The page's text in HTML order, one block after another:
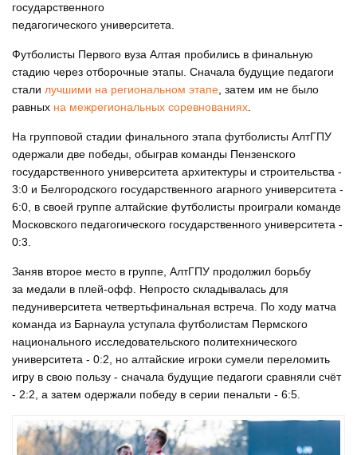
государственного
педагогического университета.
Футболисты Первого вуза Алтая пробились в финальную
стадию через отборочные этапы. Сначала будущие педагоги
стали лучшими на региональном этапе , затем им не было
равных на межрегиональных соревнованиях
На групповой стадии финального этапа футболисты АлтГПУ
одержали две победы, обыграв команды Пензенского
государственного университета архитектуры и строительства -
3:0 и Белгородского государственного агарного университета -
6:0, в своей группе алтайские футболисты проиграли команде
Московского педагогического государственного университета -
0:3.
Заняв второе место в группе, АлтГПУ продолжил борьбу
за медали в плей-офф. Непросто складывалась для
педуниверситета четвертьфинальная встреча. По ходу матча
команда из Барнаула уступала футболистам Пермского
национального исследовательского политехнического
университета - 0:2, но алтайские игроки сумели переломить
игру в свою пользу - сначала будущие педагоги сравняли счёт
- 2:2, а затем одержали победу в серии пенальти - 6:5.